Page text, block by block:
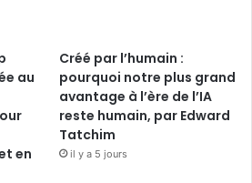
au
en
Créé par l’humain :
pourquoi notre plus grand
avantage à l’ère de l’IA
reste humain, par Edward
Tatchim
il y a 5 jours